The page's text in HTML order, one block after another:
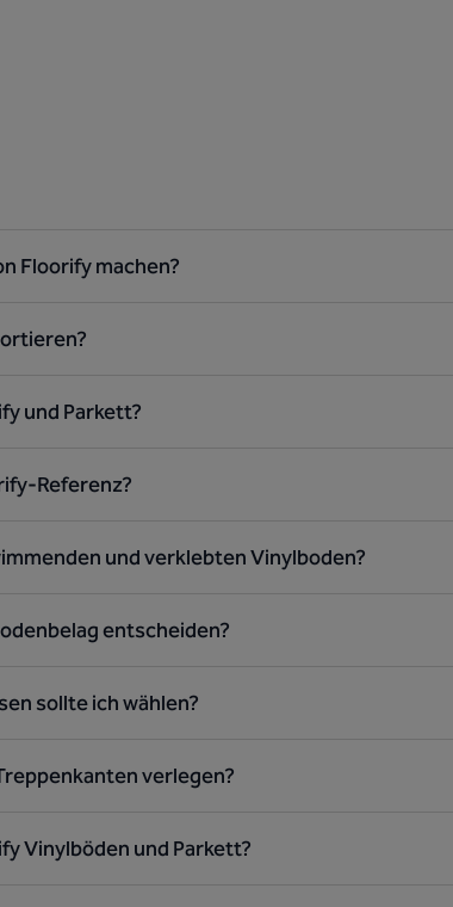
Floorify machen?
und Parkett?
Referenz?
und verklebten Vinylboden?
entscheiden?
sollte ich wählen?
verlegen?
Vinylböden und Parkett?